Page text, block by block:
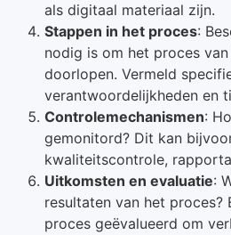
als digitaal materiaal zijn.
Stappen in het proces:
nodig is om het proces
doorlopen. Vermeld
verantwoordelijkheden en
Controlemechanismen:
gemonitord? Dit kan
kwaliteitscontrole,
Uitkomsten en evaluatie:
resultaten van het proces?
proces geëvalueerd om